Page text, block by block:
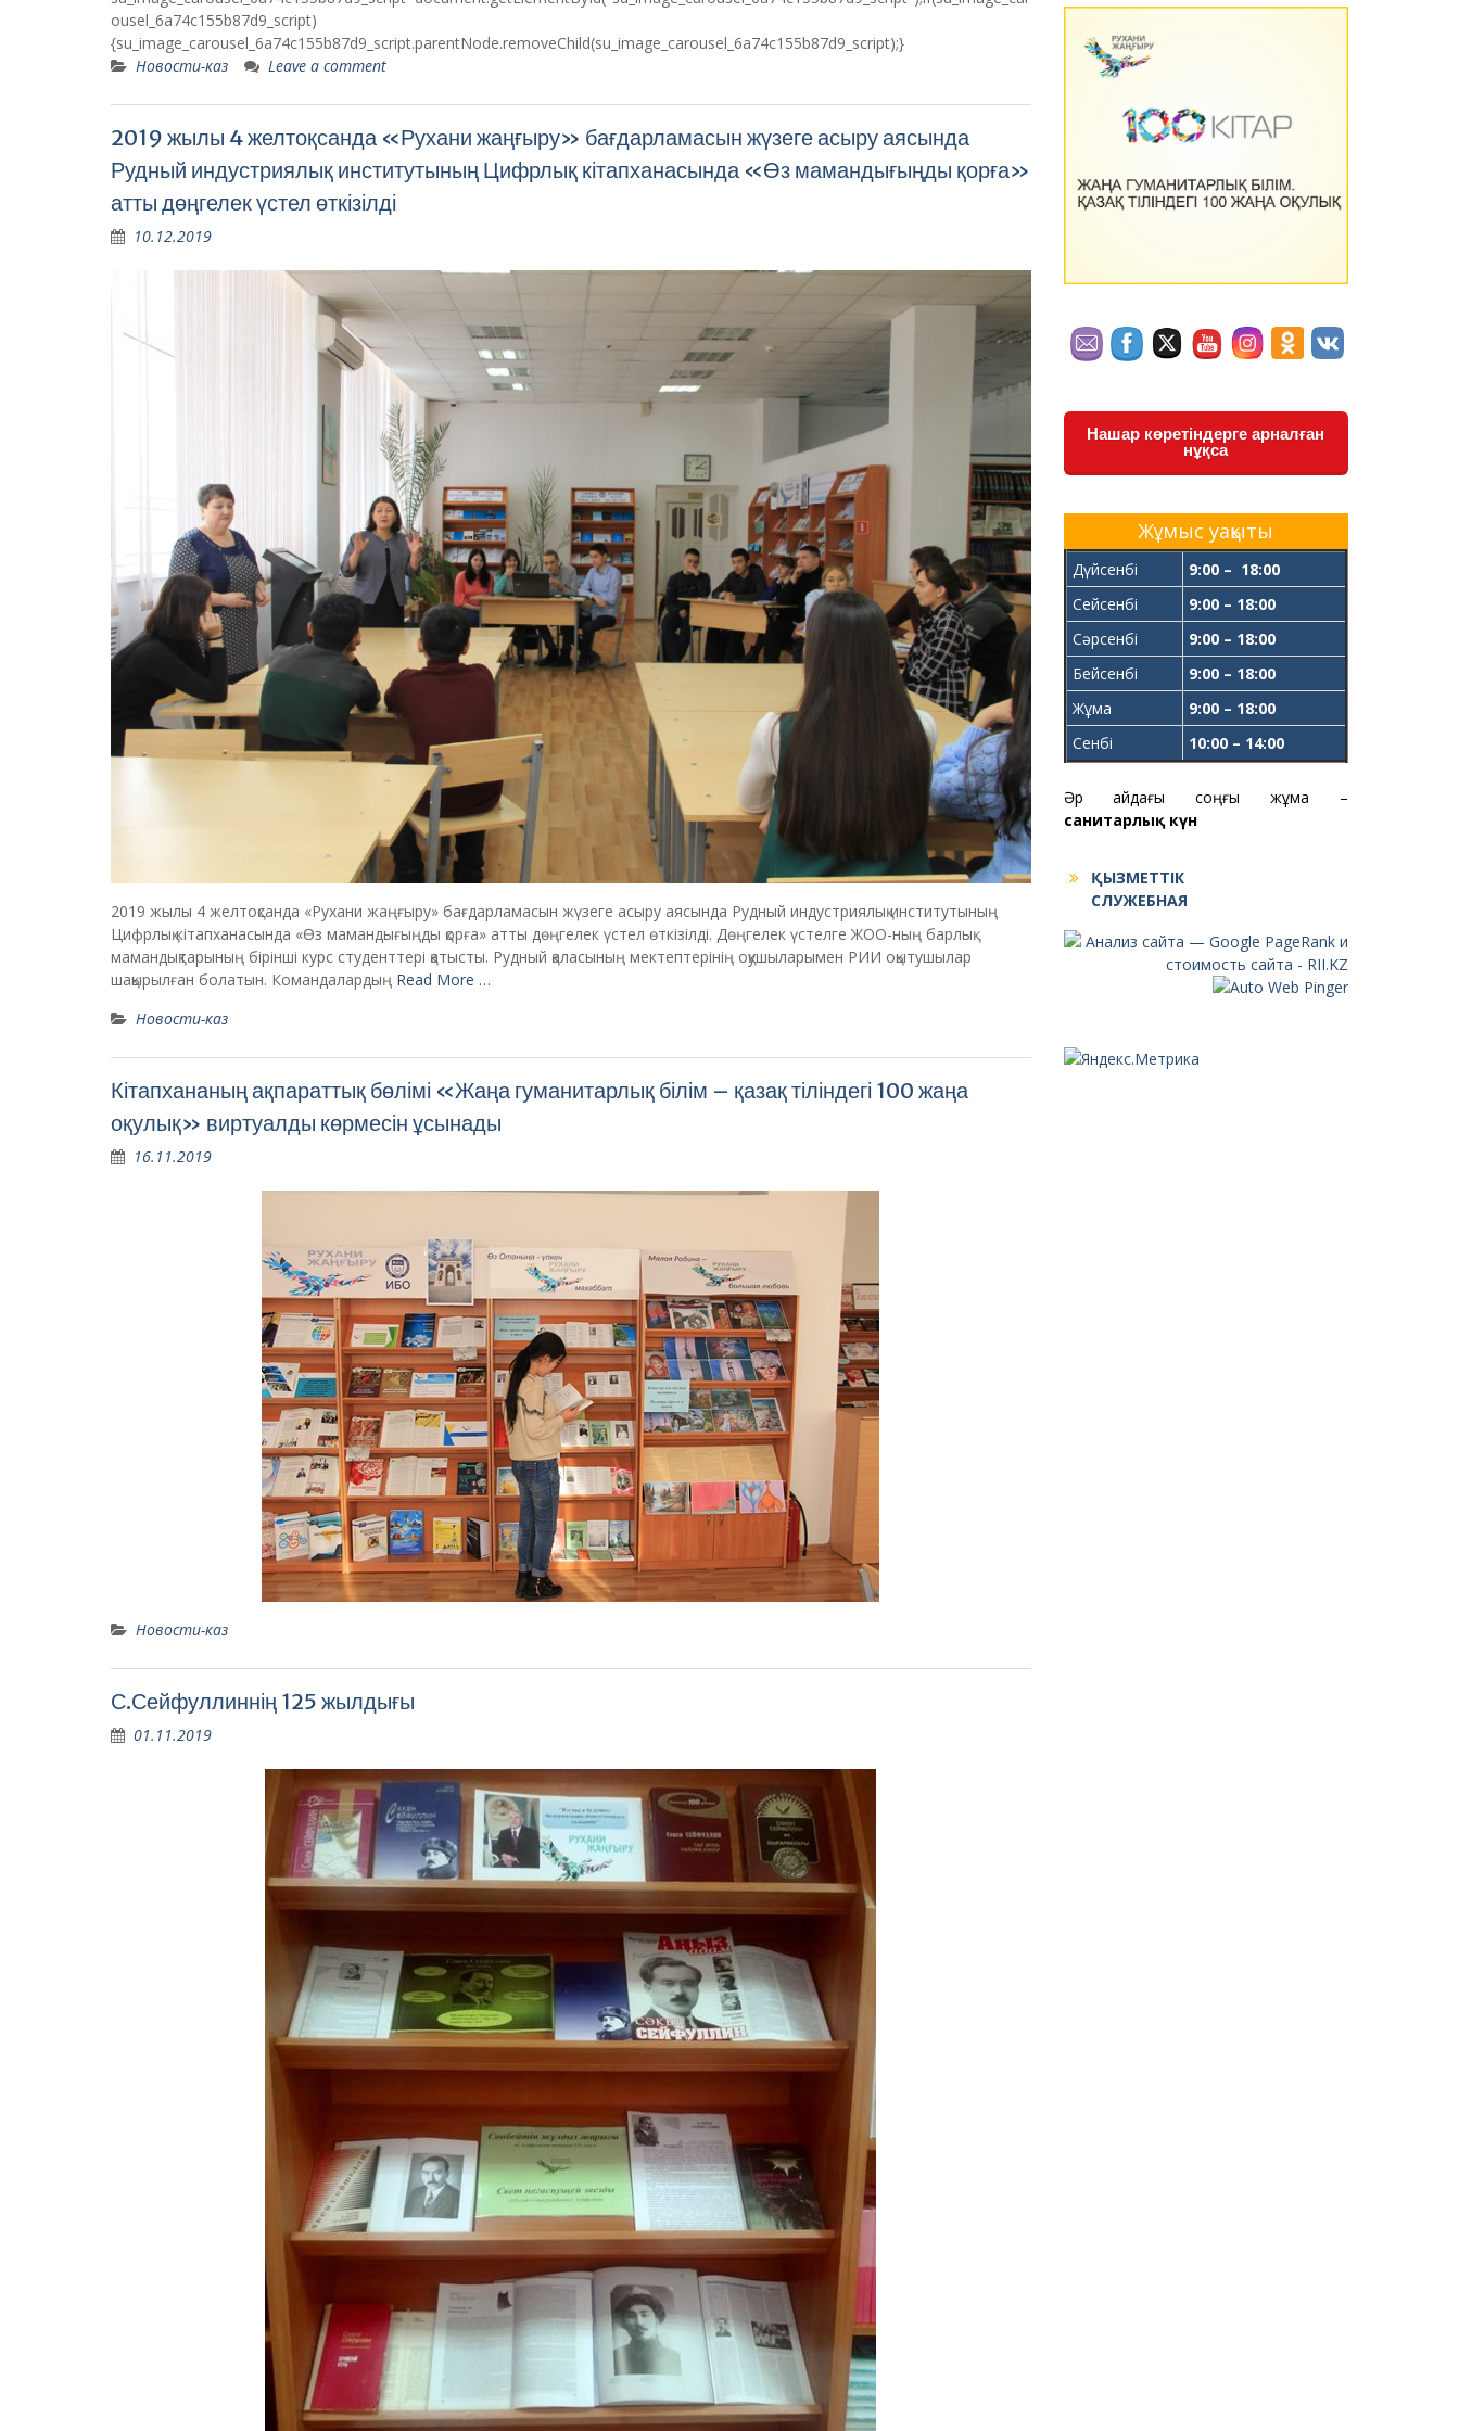
ousel_6a74c155b87d9_script)
{su_image_carousel_6a74c155b87d9_script.parentNode.removeChild(su_image_carousel_6a74c155b87d9_script);}
Новости-каз
Leave a comment
2019 жылы 4 желтоқсанда «Рухани жаңғыру» бағдарламасын жүзеге асыру аясында
Рудный индустриялық институтының Цифрлық кітапханасында «Өз мамандығыңды қорға»
атты дөңгелек үстел өткізілді
10.12.2019
2019 жылы 4 желтоқсанда «Рухани жаңғыру» бағдарламасын жүзеге асыру аясында Рудный индустриялық институтының
Цифрлық кітапханасында «Өз мамандығыңды қорға» атты дөңгелек үстел өткізілді. Дөңгелек үстелге ЖОО-ның барлық
мамандықтарының бірінші курс студенттері қатысты. Рудный қаласының мектептерінің оқушыларымен РИИ оқытушылар
шақырылған болатын. Командалардың Read More …
Новости-каз
Кітапхананың ақпараттық бөлімі «Жаңа гуманитарлық білім – қазақ тіліндегі 100 жаңа
оқулық» виртуалды көрмесін ұсынады
16.11.2019
Новости-каз
С.Сейфуллиннің 125 жылдығы
01.11.2019
Нашар көретіндерге арналған
нұқса
Жұмыс уақыты
Дүйсенбі
9:00 – 18:00
Сейсенбі
9:00 – 18:00
Сәрсенбі
9:00 – 18:00
Бейсенбі
9:00 – 18:00
Жұма
9:00 – 18:00
Сенбі
10:00 – 14:00
Әр айдағы соңғы жұма –
санитарлық күн
ҚЫЗМЕТТІК
СЛУЖЕБНАЯ